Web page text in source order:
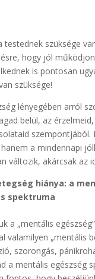
testednek szüksége
hogy jól
is pontosan
szüksége!
lényegében arról
belül, az
szempontjából.
a mindennapi
változik, akárcsak az
hiánya: a
spektruma
a „mentális
valamilyen „mentális
szorongás,
a mentális egészség